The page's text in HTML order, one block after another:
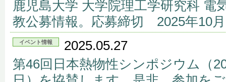
鹿児島大学 大学院理工学研究科 電
教公募情報。応募締切 2025年10
イベント情報
2025.05.27
第46回日本熱物性シンポジウム（